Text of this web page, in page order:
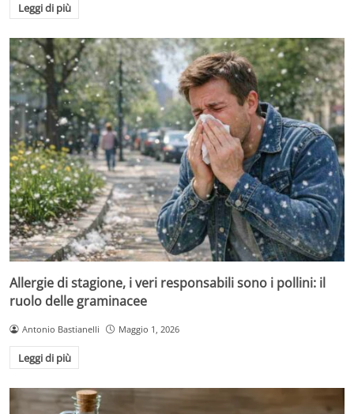
Leggi di più
Allergie di stagione, i veri responsabili sono i pollini: il
ruolo delle graminacee
Antonio Bastianelli Maggio 1, 2026
Leggi di più